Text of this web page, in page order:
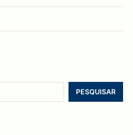
PESQUISAR